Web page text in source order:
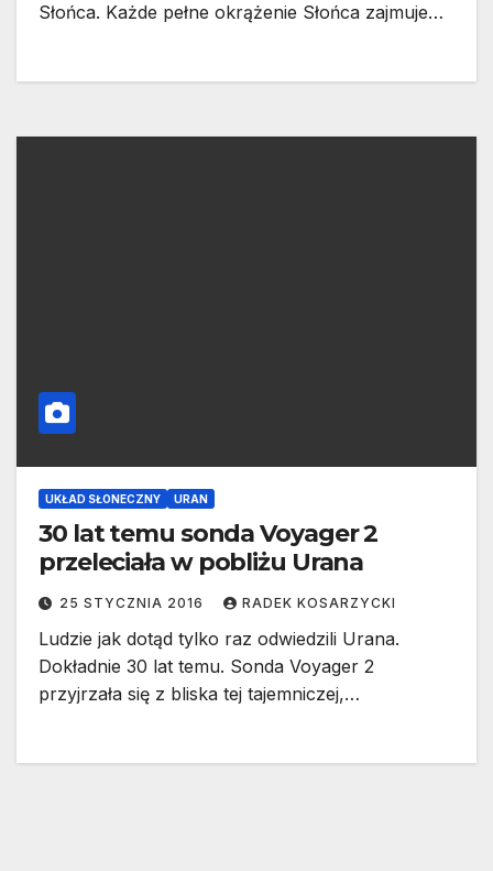
Słońca. Każde pełne okrążenie Słońca zajmuje…
UKŁAD SŁONECZNY URAN
30 lat temu sonda Voyager 2
przeleciała w pobliżu Urana
25 STYCZNIA 2016 RADEK KOSARZYCKI
Ludzie jak dotąd tylko raz odwiedzili Urana.
Dokładnie 30 lat temu. Sonda Voyager 2
przyjrzała się z bliska tej tajemniczej,…